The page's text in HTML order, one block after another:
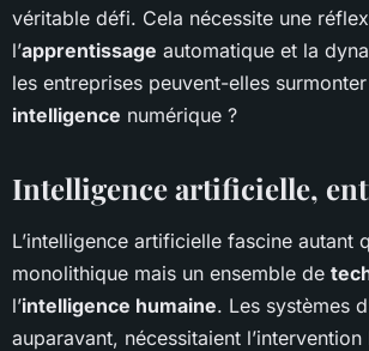
véritable défi. Cela nécessite une
l’apprentissage automatique et la
les entreprises peuvent-elles
intelligence numérique ?
Intelligence artificielle,
L’intelligence artificielle fascine autant
monolithique mais un ensemble de
l’intelligence humaine. Les systèmes
auparavant, nécessitaient